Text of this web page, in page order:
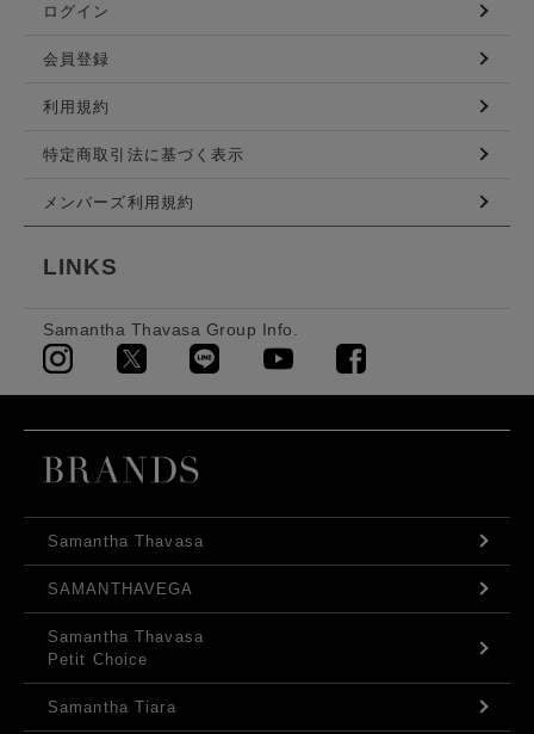
ログイン
会員登録
利用規約
特定商取引法に基づく表示
メンバーズ利用規約
LINKS
Samantha Thavasa Group Info.
Samantha Thavasa
SAMANTHAVEGA
Samantha Thavasa
Petit Choice
Samantha Tiara